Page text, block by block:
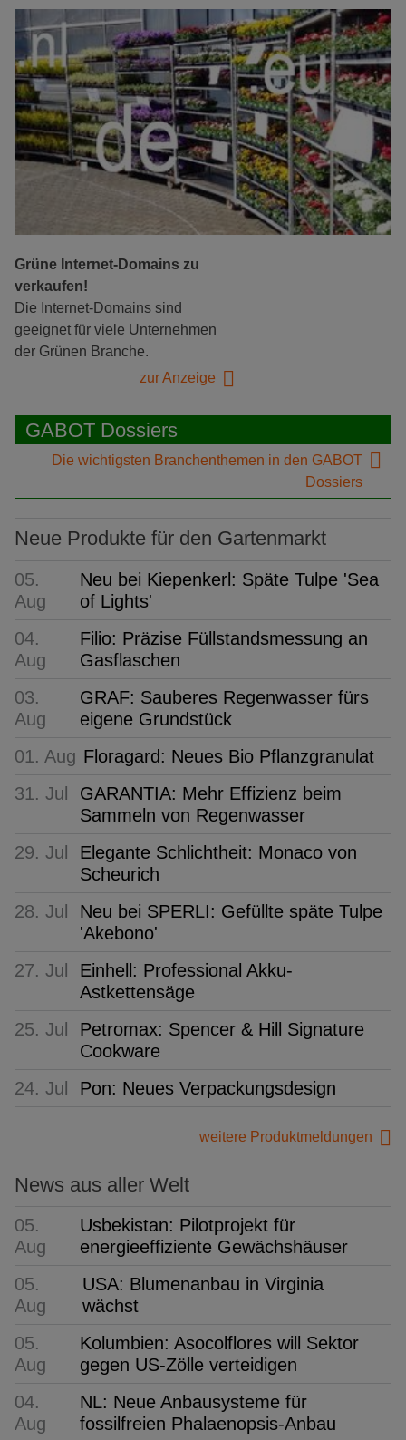
Grüne Internet-Domains zu
verkaufen!
Die Internet-Domains sind
geeignet für viele Unternehmen
der Grünen Branche.
zur Anzeige
GABOT Dossiers
Die wichtigsten Branchenthemen in den GABOT
Dossiers
Neue Produkte für den Gartenmarkt
05.
Aug
Neu bei Kiepenkerl: Späte Tulpe 'Sea
of Lights'
04.
Aug
Filio: Präzise Füllstandsmessung an
Gasflaschen
03.
Aug
GRAF: Sauberes Regenwasser fürs
eigene Grundstück
01. Aug Floragard: Neues Bio Pflanzgranulat
31. Jul
GARANTIA: Mehr Effizienz beim
Sammeln von Regenwasser
29. Jul
Elegante Schlichtheit: Monaco von
Scheurich
28. Jul
Neu bei SPERLI: Gefüllte späte Tulpe
'Akebono'
27. Jul
Einhell: Professional Akku-
Astkettensäge
25. Jul
Petromax: Spencer & Hill Signature
Cookware
24. Jul
Pon: Neues Verpackungsdesign
weitere Produktmeldungen
News aus aller Welt
05.
Aug
Usbekistan: Pilotprojekt für
energieeffiziente Gewächshäuser
05.
Aug
USA: Blumenanbau in Virginia
wächst
05.
Aug
Kolumbien: Asocolflores will Sektor
gegen US-Zölle verteidigen
04.
Aug
NL: Neue Anbausysteme für
fossilfreien Phalaenopsis-Anbau